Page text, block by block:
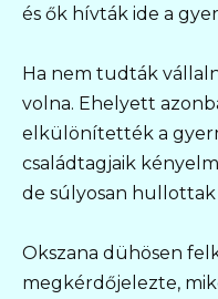
és ők hívták ide a
Ha nem tudták
volna. Ehelyett
elkülönítették a
családtagjaik
de súlyosan hullottak
Okszana dühösen
megkérdőjelezte,